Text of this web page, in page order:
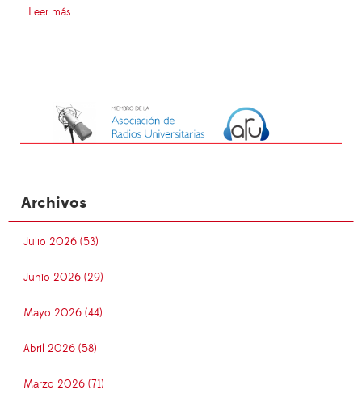
Leer más ...
Archivos
Julio 2026 (53)
Junio 2026 (29)
Mayo 2026 (44)
Abril 2026 (58)
Marzo 2026 (71)